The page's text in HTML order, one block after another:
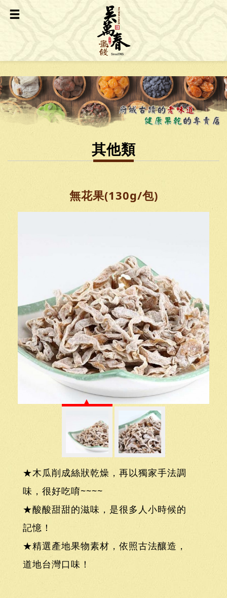
其他類
無花果(130g/包)
★木瓜削成絲狀乾燥，再以獨家手法調
味，很好吃唷~~~~
★酸酸甜甜的滋味，是很多人小時候的
記憶！
★精選產地果物素材，依照古法釀造，
道地台灣口味！